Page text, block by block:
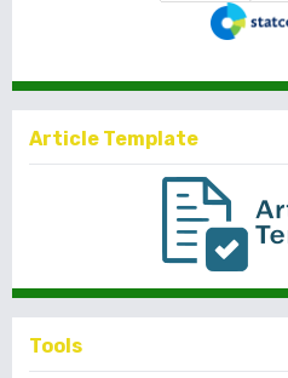
Article Template
Tools